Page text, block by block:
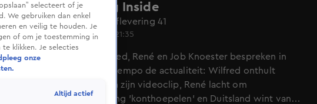
Vandaag Inside
Seizoen 6, aflevering 41
14 okt 2024, 21:35
Johan, Wilfred, René en Job Knoester bespreken in
razendsnel tempo de actualiteit: Wilfred onthult
beelden van zijn videoclip, René lacht om
recordpoging 'konthoepelen' en Duitsland wint van
selecteert of je
We gebruiken dan enkel
en veilig te houden. Je
of om je toestemming in
klikken. Je selecties
onze
Altijd actief